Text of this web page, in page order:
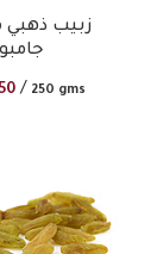
زبيب
جامبو
/ 250 gms